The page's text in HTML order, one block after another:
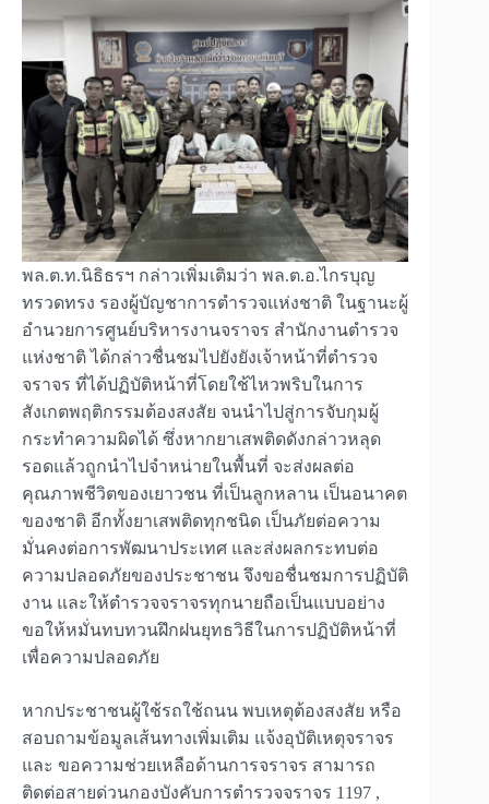
พล.ต.ท.นิธิธรฯ กล่าวเพิ่มเติมว่า พล.ต.อ.ไกรบุญ
ทรวดทรง รองผู้บัญชาการตำรวจแห่งชาติ ในฐานะผู้
อำนวยการศูนย์บริหารงานจราจร สำนักงานตำรวจ
แห่งชาติ ได้กล่าวชื่นชมไปยังยังเจ้าหน้าที่ตำรวจ
จราจร ที่ได้ปฏิบัติหน้าที่โดยใช้ไหวพริบในการ
สังเกตพฤติกรรมต้องสงสัย จนนำไปสู่การจับกุมผู้
กระทำความผิดได้ ซึ่งหากยาเสพติดดังกล่าวหลุด
รอดแล้วถูกนำไปจำหน่ายในพื้นที่ จะส่งผลต่อ
คุณภาพชีวิตของเยาวชน ที่เป็นลูกหลาน เป็นอนาคต
ของชาติ อีกทั้งยาเสพติดทุกชนิด เป็นภัยต่อความ
มั่นคงต่อการพัฒนาประเทศ และส่งผลกระทบต่อ
ความปลอดภัยของประชาชน จึงขอชื่นชมการปฏิบัติ
งาน และให้ตำรวจจราจรทุกนายถือเป็นแบบอย่าง
ขอให้หมั่นทบทวนฝึกฝนยุทธวิธีในการปฏิบัติหน้าที่
เพื่อความปลอดภัย
หากประชาชนผู้ใช้รถใช้ถนน พบเหตุต้องสงสัย หรือ
สอบถามข้อมูลเส้นทางเพิ่มเติม แจ้งอุบัติเหตุจราจร
และ ขอความช่วยเหลือด้านการจราจร สามารถ
ติดต่อสายด่วนกองบังคับการตำรวจจราจร 1197 ,